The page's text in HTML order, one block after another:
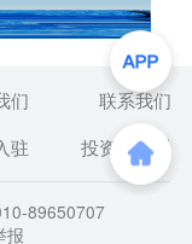
们
联系我们
驻 投资者关系
89650707
报